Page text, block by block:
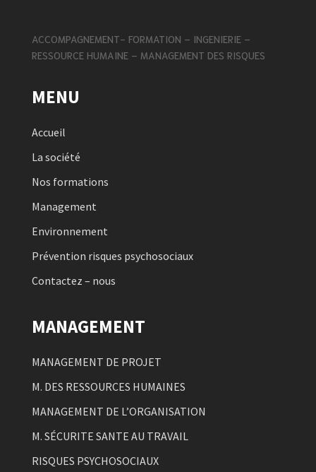
ACCOMPAGNEMENT- FORMATION – INGENIERIE –
RESSOURCE HUMAINE – MANAGEMENT DES RISQUES
MENU
Accueil
La société
Nos formations
Management
Environnement
Prévention risques psychosociaux
Contactez – nous
MANAGEMENT
MANAGEMENT DE PROJET
M. DES RESSOURCES HUMAINES
MANAGEMENT DE L’ORGANISATION
M. SÉCURITE SANTE AU TRAVAIL
RISQUES PSYCHOSOCIAUX